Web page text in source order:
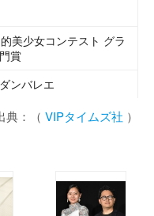
美少女コンテスト グラ
賞
ンバレエ
典：（ VIPタイムズ社 ）